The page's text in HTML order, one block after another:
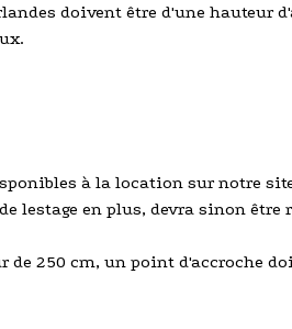
doivent être d'une hauteur
à la location sur notre
lestage en plus, devra sinon être
de 250 cm, un point d'accroche